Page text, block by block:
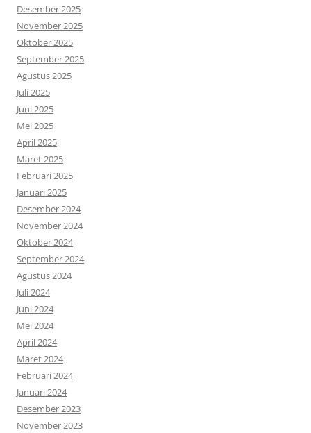
Desember 2025
November 2025
Oktober 2025
September 2025
Agustus 2025
Juli 2025
Juni 2025
Mei 2025
April 2025
Maret 2025
Februari 2025
Januari 2025
Desember 2024
November 2024
Oktober 2024
September 2024
Agustus 2024
Juli 2024
Juni 2024
Mei 2024
April 2024
Maret 2024
Februari 2024
Januari 2024
Desember 2023
November 2023